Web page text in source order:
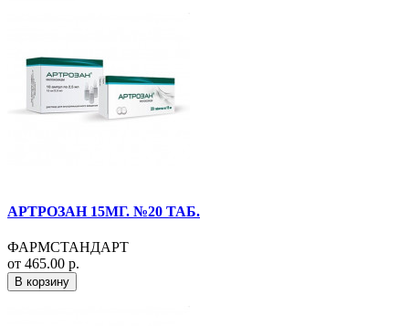
АРТРОЗАН 15МГ. №20 ТАБ.
ФАРМСТАНДАРТ
от 465.00 р.
В корзину